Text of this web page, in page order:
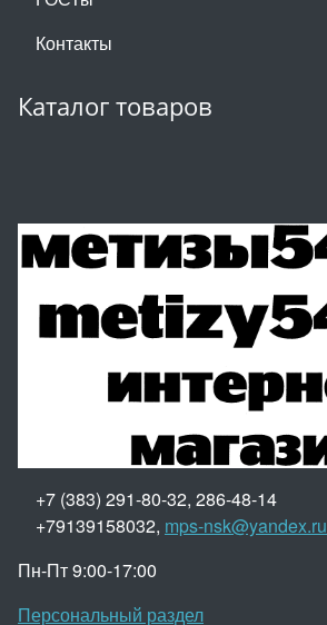
Контакты
Каталог товаров
+7 (383) 291-80-32, 286-48-14
+79139158032, mps-nsk@yandex.ru
Пн-Пт 9:00-17:00
Персональный раздел